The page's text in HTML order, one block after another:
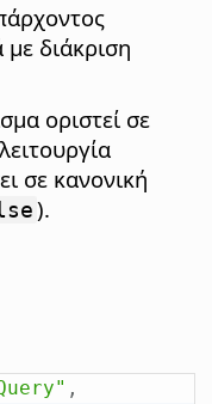
διάκριση
οριστεί σε
σε κανονική
).
,